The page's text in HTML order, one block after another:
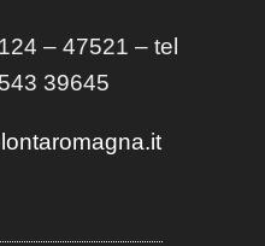
– 47521 – tel
39645